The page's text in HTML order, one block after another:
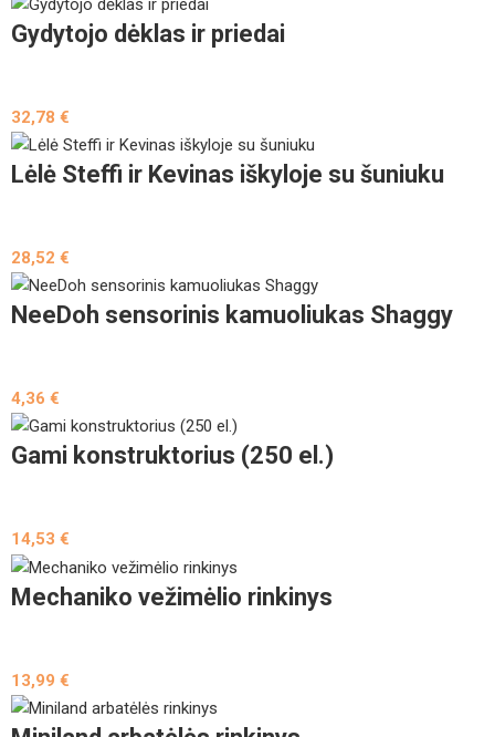
Gydytojo dėklas ir priedai
32,78€
Lėlė Steffi ir Kevinas iškyloje su šuniuku
28,52€
NeeDoh sensorinis kamuoliukas Shaggy
4,36€
Gami konstruktorius (250 el.)
14,53€
Mechaniko vežimėlio rinkinys
13,99€